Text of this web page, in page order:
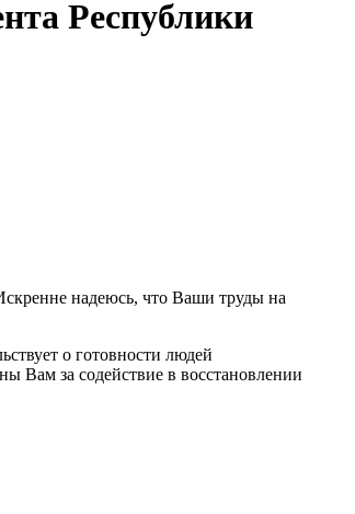
Республики
надеюсь, что Ваши труды на
о готовности людей
Вам за содействие в восстановлении